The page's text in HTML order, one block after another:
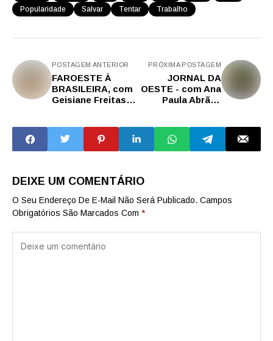
Popularidade
Salvar Tentar Trabalho
POSTAGEM ANTERIOR
FAROESTE À
BRASILEIRA, com
Geisiane Freitas -
PRÓXIMA POSTAGEM
JORNAL DA
OESTE - com Ana
Paula Abrão |
DEIXE UM COMENTÁRIO
O Seu Endereço De E-Mail Não Será Publicado. Campos
Obrigatórios São Marcados Com *